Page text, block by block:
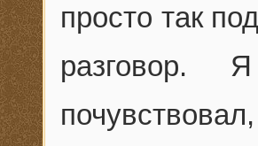
просто так
разговор.